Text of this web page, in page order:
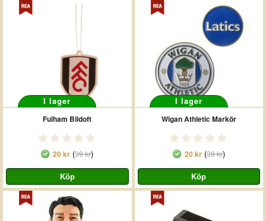
I lager
Fulham Bildoft
20 kr (39 kr)
I lager
Wigan Athletic Markör
20 kr(39 kr)